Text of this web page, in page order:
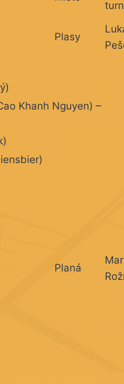
Plasy
Khanh Nguyen) –
Planá